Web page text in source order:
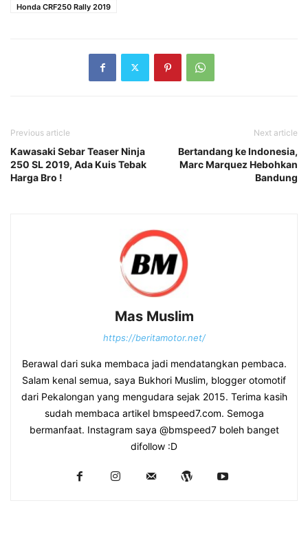
Honda CRF250 Rally 2019
Previous article
Kawasaki Sebar Teaser Ninja
250 SL 2019, Ada Kuis Tebak
Harga Bro !
Next article
Bertandang ke Indonesia,
Marc Marquez Hebohkan
Bandung
Mas Muslim
https://beritamotor.net/
Berawal dari suka membaca jadi mendatangkan pembaca.
Salam kenal semua, saya Bukhori Muslim, blogger otomotif
dari Pekalongan yang mengudara sejak 2015. Terima kasih
sudah membaca artikel bmspeed7.com. Semoga
bermanfaat. Instagram saya @bmspeed7 boleh banget
difollow :D